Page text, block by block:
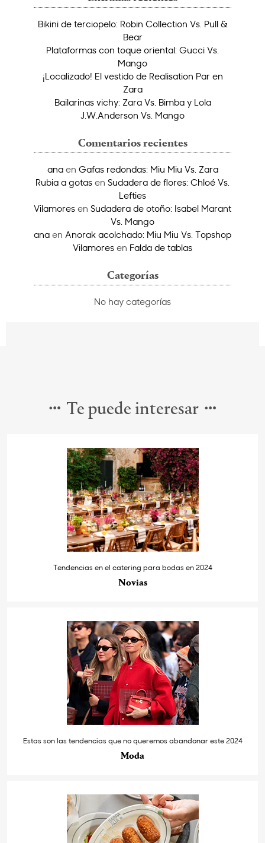
Bikini de terciopelo: Robin Collection Vs. Pull &
Bear
Plataformas con toque oriental: Gucci Vs.
Mango
¡Localizado! El vestido de Realisation Par en
Zara
Bailarinas vichy: Zara Vs. Bimba y Lola
J.W.Anderson Vs. Mango
Comentarios recientes
anaen Gafas redondas: Miu Miu Vs. Zara
Rubia a gotas en Sudadera de flores: Chloé Vs.
Lefties
Vilamores en Sudadera de otoño: Isabel Marant
Vs. Mango
ana en Anorak acolchado: Miu Miu Vs. Topshop
Vilamores en Falda de tablas
Categorías
No hay categorías
Te puede interesar
Tendencias en el catering para bodas en 2024
Novias
Estas son las tendencias que no queremos abandonar este 2024
Moda